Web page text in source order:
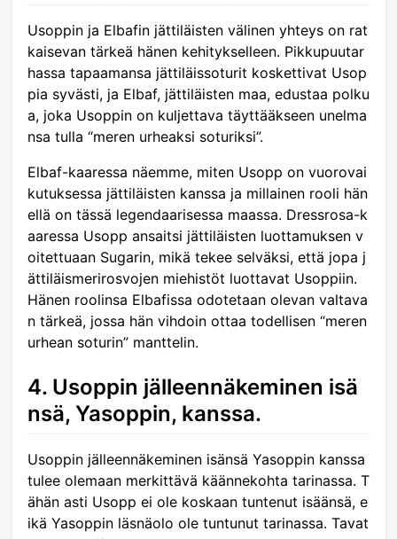
Usoppin ja Elbafin jättiläisten välinen yhteys on rat
kaisevan tärkeä hänen kehitykselleen. Pikkupuutar
hassa tapaamansa jättiläissoturit koskettivat Usop
pia syvästi, ja Elbaf, jättiläisten maa, edustaa polku
a, joka Usoppin on kuljettava täyttääkseen unelma
nsa tulla “meren urheaksi soturiksi”.
Elbaf-kaaressa näemme, miten Usopp on vuorovai
kutuksessa jättiläisten kanssa ja millainen rooli hän
ellä on tässä legendaarisessa maassa. Dressrosa-k
aaressa Usopp ansaitsi jättiläisten luottamuksen v
oitettuaan Sugarin, mikä tekee selväksi, että jopa j
ättiläismerirosvojen miehistöt luottavat Usoppiin.
Hänen roolinsa Elbafissa odotetaan olevan valtava
n tärkeä, jossa hän vihdoin ottaa todellisen “meren
urhean soturin” manttelin.
4. Usoppin jälleennäkeminen isä
nsä, Yasoppin, kanssa.
Usoppin jälleennäkeminen isänsä Yasoppin kanssa
tulee olemaan merkittävä käännekohta tarinassa. T
ähän asti Usopp ei ole koskaan tuntenut isäänsä, e
ikä Yasoppin läsnäolo ole tuntunut tarinassa. Tavat